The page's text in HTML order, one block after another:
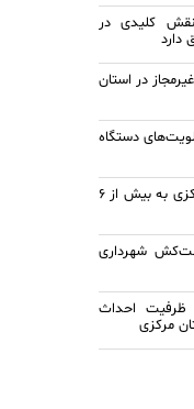
کلیدی در
دارد
غیرمجاز در استان
دستگاه
جوجه ریزی در استان مرکزی به بیش از ۶
شهرداری
مگاوات ظرفیت احداث
مرکزی